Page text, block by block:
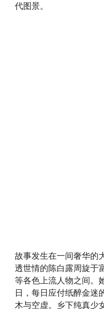
代图景。
故事发生在一间奢华的
透世情的陈白露周旋于
等各色上流人物之间。
日，每日应付纸醉金迷
木与空虚。乡下纯真少